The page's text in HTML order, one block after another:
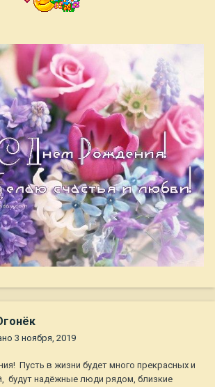
3 ноября, 2019
Пусть в жизни будет много прекрасных и
будут надёжные люди рядом, близкие